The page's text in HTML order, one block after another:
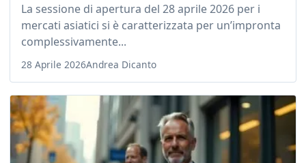
La sessione di apertura del 28 aprile 2026 per i
mercati asiatici si è caratterizzata per un’impronta
complessivamente...
28 Aprile 2026Andrea Dicanto